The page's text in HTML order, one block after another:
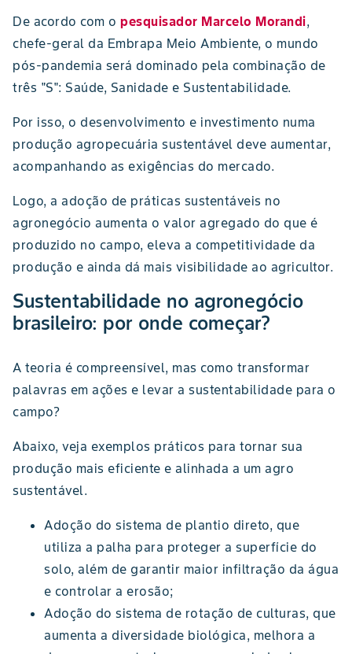
De acordo com o pesquisador Marcelo Morandi,
chefe-geral da Embrapa Meio Ambiente, o mundo
pós-pandemia será dominado pela combinação de
três "S": Saúde, Sanidade e Sustentabilidade.
Por isso, o desenvolvimento e investimento numa
produção agropecuária sustentável deve aumentar,
acompanhando as exigências do mercado.
Logo, a adoção de práticas sustentáveis no
agronegócio aumenta o valor agregado do que é
produzido no campo, eleva a competitividade da
produção e ainda dá mais visibilidade ao agricultor.
Sustentabilidade no agronegócio
brasileiro: por onde começar?
A teoria é compreensível, mas como transformar
palavras em ações e levar a sustentabilidade para o
campo?
Abaixo, veja exemplos práticos para tornar sua
produção mais eficiente e alinhada a um agro
sustentável.
Adoção do sistema de plantio direto, que
utiliza a palha para proteger a superfície do
solo, além de garantir maior infiltração da água
e controlar a erosão;
Adoção do sistema de rotação de culturas, que
aumenta a diversidade biológica, melhora a